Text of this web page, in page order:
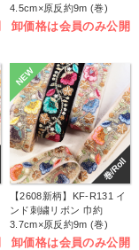
4.5cm×原反約9m (巻)
卸価格は会員のみ公開
NEW
巻/Roll
【2608新柄】KF-R131 イ
ンド刺繍リボン 巾約
3.7cm×原反約9m (巻)
卸価格は会員のみ公開